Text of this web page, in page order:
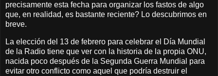
precisamente esta fecha para organizar los fastos de algo
que, en realidad, es bastante reciente? Lo descubrimos en
breve.
La elección del 13 de febrero para celebrar el Día Mundial
de la Radio tiene que ver con la historia de la propia ONU,
nacida poco después de la Segunda Guerra Mundial para
evitar otro conflicto como aquel que podría destruir el